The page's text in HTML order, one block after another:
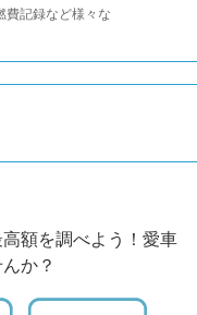
費記録など様々な
額を調べよう！愛車
か？